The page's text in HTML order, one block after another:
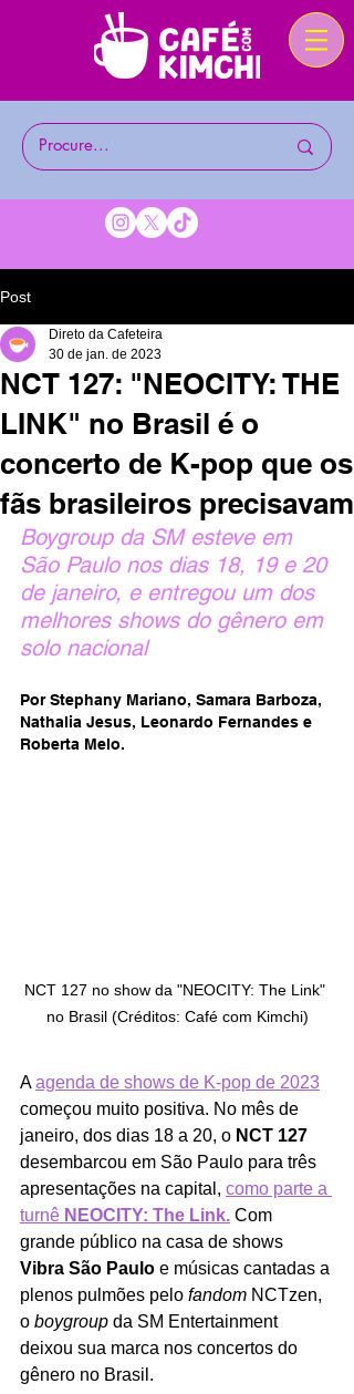
Post
NCT 127: "NEOCITY: THE
LINK" no Brasil é o
concerto de K-pop que os
fãs brasileiros precisavam
Direto da Cafeteira
30 de jan. de 2023
Boygroup da SM esteve em
São Paulo nos dias 18, 19 e 20
de janeiro, e entregou um dos
melhores shows do gênero em
solo nacional
Por Stephany Mariano, Samara Barboza,
Nathalia Jesus, Leonardo Fernandes e
Roberta Melo.
NCT 127 no show da "NEOCITY: The Link"
no Brasil (Créditos: Café com Kimchi)
A agenda de shows de K-pop de 2023
começou muito positiva. No mês de
janeiro, dos dias 18 a 20, o NCT 127
desembarcou em São Paulo para três
apresentações na capital, como parte a
turnê NEOCITY: The Link. Com
grande público na casa de shows
Vibra São Paulo e músicas cantadas a
plenos pulmões pelo fandom NCTzen,
o boygroup da SM Entertainment
deixou sua marca nos concertos do
gênero no Brasil.